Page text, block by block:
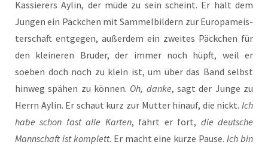
Kas­sie­rers Aylin, der müde zu sein scheint. Er hält dem
Jun­gen ein Päck­chen mit Sam­mel­bil­dern zur Euro­pa­meis­
ter­schaft ent­ge­gen, außer­dem ein zwei­tes Päck­chen für
den klei­ne­ren Bru­der, der immer noch hüpft, weil er
soeben doch noch zu klein ist, um über das Band selbst
hin­weg spä­hen zu kön­nen. Oh, dan­ke, sagt der Jun­ge zu
Herrn Aylin. Er schaut kurz zur Mut­ter hin­auf, die nickt. Ich
habe schon fast alle Kar­ten, fährt er fort, die deut­sche
Mann­schaft ist kom­plett. Er macht eine kur­ze Pau­se.Ich bin